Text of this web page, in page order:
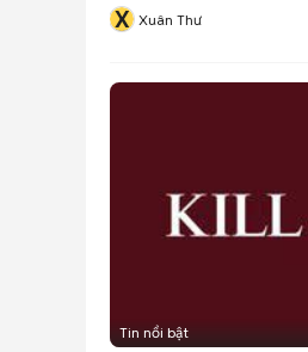
X Xuân Thư
Tin nổi bật